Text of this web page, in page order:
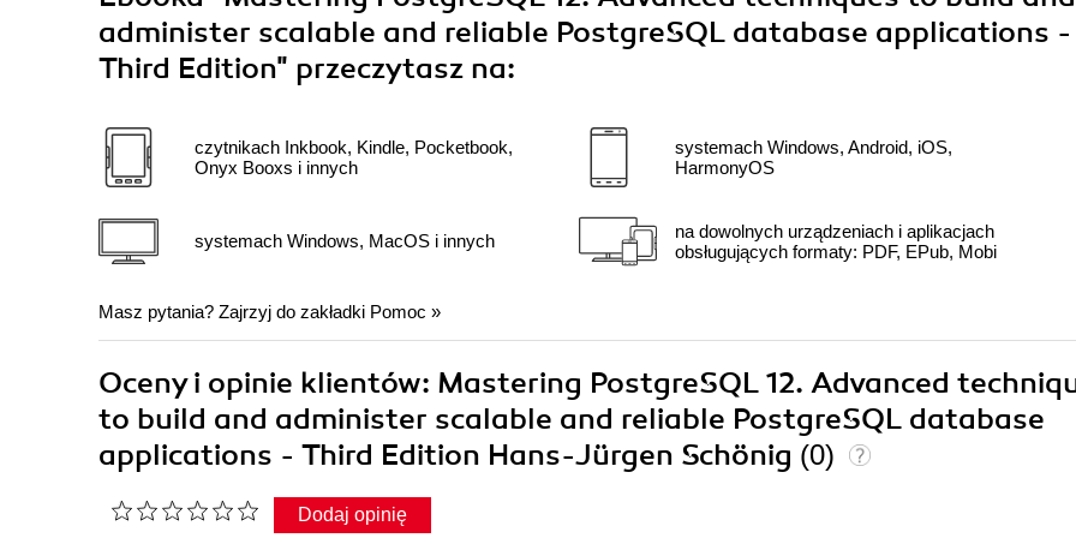
administer scalable and reliable PostgreSQL database applications -
Third Edition" przeczytasz na:
czytnikach Inkbook, Kindle, Pocketbook,
Onyx Booxs i innych
systemach Windows, MacOS i innych
systemach Windows, Android, iOS,
HarmonyOS
na dowolnych urządzeniach i aplikacjach
obsługujących formaty: PDF, EPub, Mobi
Masz pytania? Zajrzyj do zakładki Pomoc »
Oceny i opinie klientów: Mastering PostgreSQL 12. Advanced
to build and administer scalable and reliable PostgreSQL database
applications - Third Edition Hans-Jürgen Schönig (0)
Dodaj opinię